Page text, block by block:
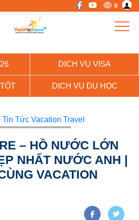
0
DỊCH VỤ VISA
DỊCH VỤ DU HỌC
Tin Tức Vacation Travel
– HỒ NƯỚC LỚN
NHẤT NƯỚC ANH |
VACATION